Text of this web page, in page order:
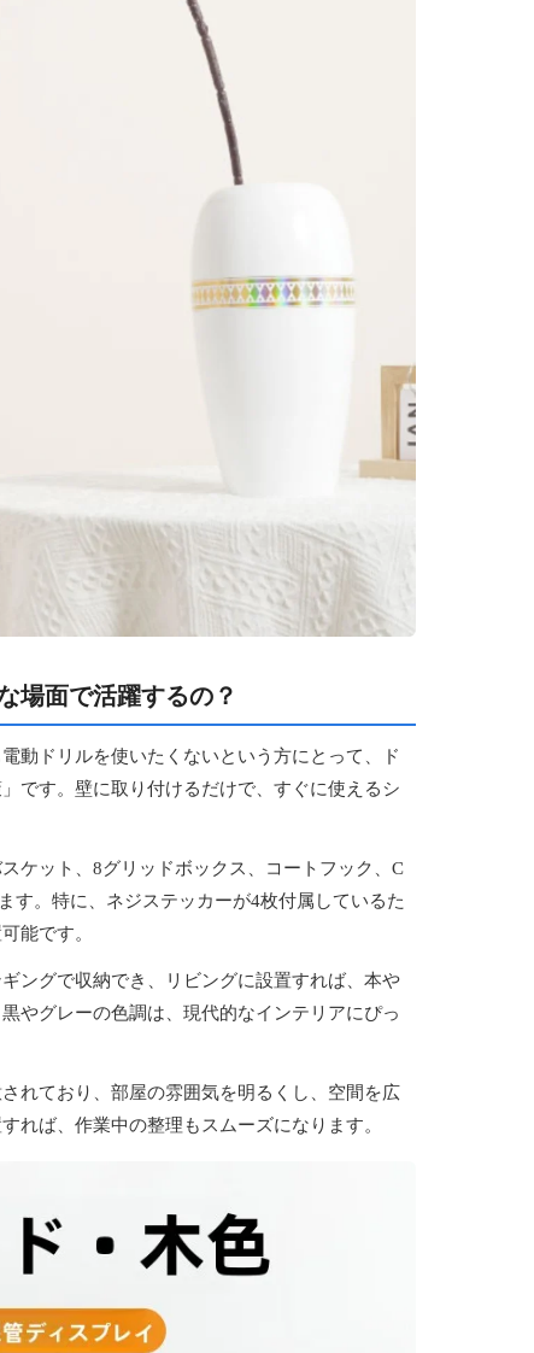
場面で活躍するの？
動ドリルを使いたくないという方にとって、ド
です。壁に取り付けるだけで、すぐに使えるシ
ケット、8グリッドボックス、コートフック、C
す。特に、ネジステッカーが4枚付属しているた
能です。
ングで収納でき、リビングに設置すれば、本や
やグレーの色調は、現代的なインテリアにぴっ
れており、部屋の雰囲気を明るくし、空間を広
れば、作業中の整理もスムーズになります。